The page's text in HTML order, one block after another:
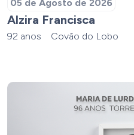
05 de Agosto de 2026
Alzira Francisca
92 anos Covão do Lobo